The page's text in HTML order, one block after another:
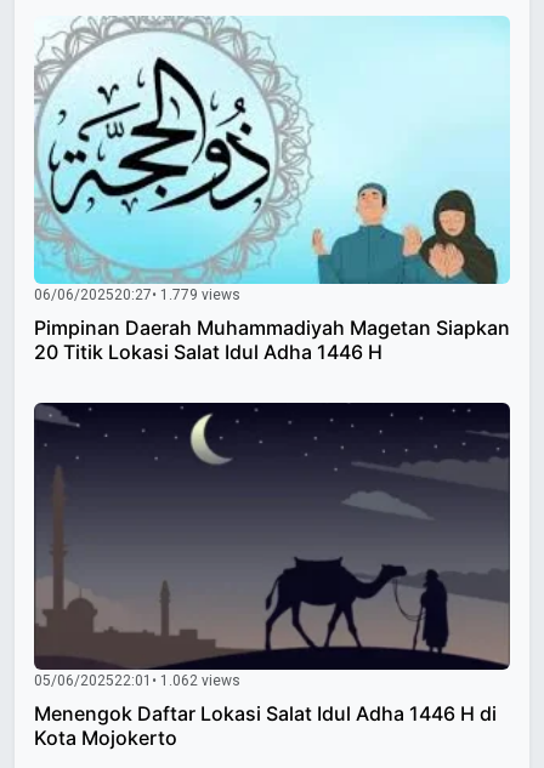
06/06/202520:27• 1.779 views
Pimpinan Daerah Muhammadiyah Magetan Siapkan
20 Titik Lokasi Salat Idul Adha 1446 H
05/06/202522:01 • 1.062 views
Menengok Daftar Lokasi Salat Idul Adha 1446 H di
Kota Mojokerto